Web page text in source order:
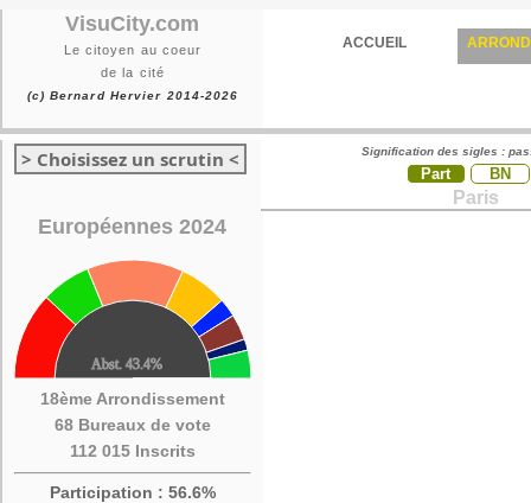
VisuCity.com
Le citoyen au coeur
de la cité
(c) Bernard Hervier 2014-2026
ACCUEIL
> Choisissez un scrutin <
Européennes 2024
18ème Arrondissement
68 Bureaux de vote
112 015 Inscrits
Participation : 56.6%
Signification des sigles :
Part BN
Paris